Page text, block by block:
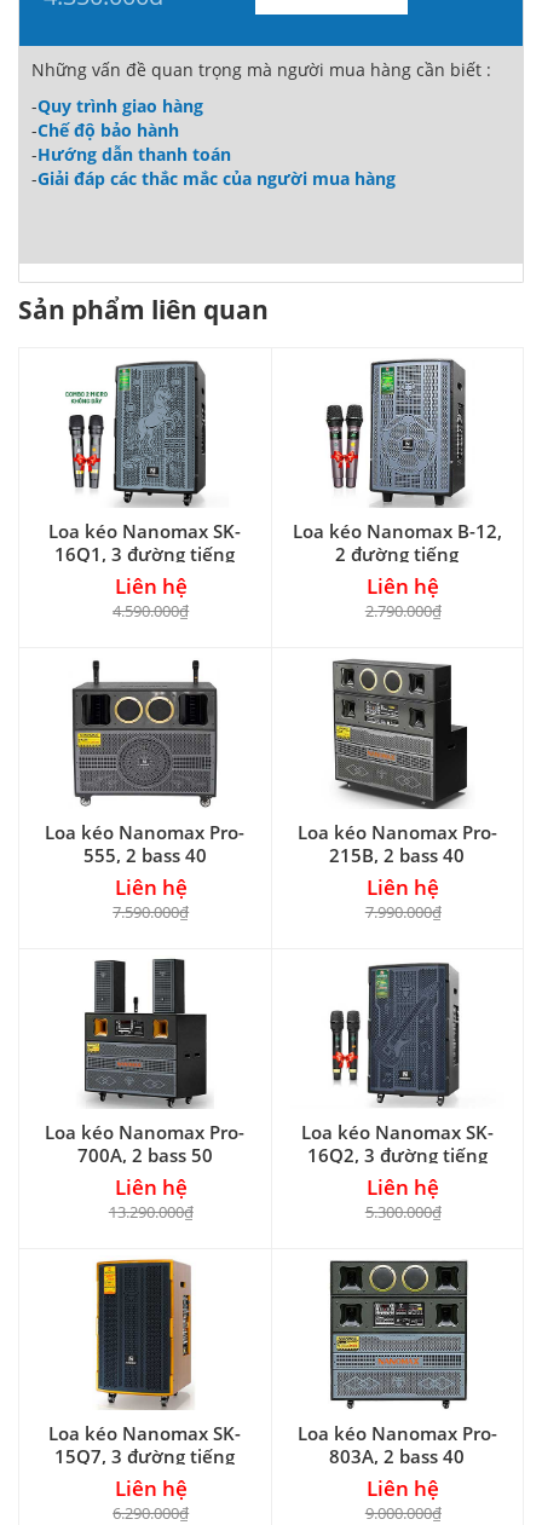
Những vấn đề quan trọng mà người mua hàng cần biết :
-Quy trình giao hàng
-Chế độ bảo hành
-Hướng dẫn thanh toán
-Giải đáp các thắc mắc của người mua hàng
Sản phẩm liên quan
Loa kéo Nanomax SK-
16Q1, 3 đường tiếng
Liên hệ
4.590.000₫
Loa kéo Nanomax B-12,
2 đường tiếng
Liên hệ
2.790.000₫
Loa kéo Nanomax Pro-
555, 2 bass 40
Liên hệ
7.590.000₫
Loa kéo Nanomax Pro-
215B, 2 bass 40
Liên hệ
7.990.000₫
Loa kéo Nanomax Pro-
700A, 2 bass 50
Liên hệ
13.290.000₫
Loa kéo Nanomax SK-
16Q2, 3 đường tiếng
Liên hệ
5.300.000₫
Loa kéo Nanomax SK-
15Q7, 3 đường tiếng
Liên hệ
6.290.000₫
Loa kéo Nanomax Pro-
803A, 2 bass 40
Liên hệ
9.000.000₫